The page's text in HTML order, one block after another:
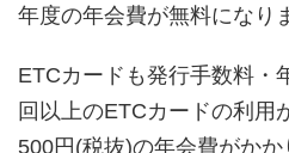
年度の年会費が無料になり
ETCカードも発行手数料・
回以上のETCカードの利用
500円(税抜)の年会費がか